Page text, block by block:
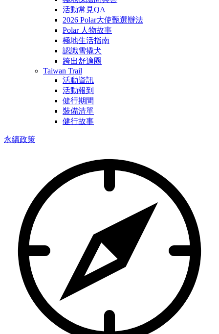
活動常見QA
2026 Polar大使甄選辦法
Polar 人物故事
極地生活指南
認識雪撬犬
跨出舒適圈
Taiwan Trail
活動資訊
活動報到
健行期間
裝備清單
健行故事
永續政策